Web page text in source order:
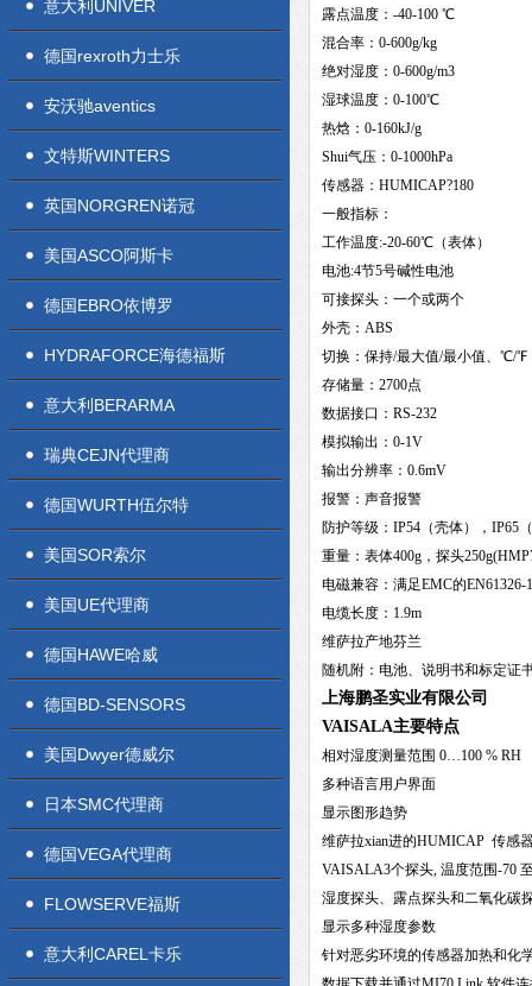
意大利UNIVER
德国rexroth力士乐
安沃驰aventics
文特斯WINTERS
英国NORGREN诺冠
美国ASCO阿斯卡
德国EBRO依博罗
HYDRAFORCE海德福斯
意大利BERARMA
瑞典CEJN代理商
德国WURTH伍尔特
美国SOR索尔
美国UE代理商
德国HAWE哈威
德国BD-SENSORS
美国Dwyer德威尔
日本SMC代理商
德国VEGA代理商
FLOWSERVE福斯
意大利CAREL卡乐
露点温度：-40-100 ℃
混合率：0-600g/kg
绝对湿度：0-600g/m3
湿球温度：0-100℃
热焓：0-160kJ/g
Shui气压：0-1000hPa
传感器：HUMICAP?180
一般指标：
工作温度:-20-60℃（表体）
电池:4节5号碱性电池
可接探头：一个或两个
外壳：ABS
切换：保持/最大值/最小值、℃/℉
存储量：2700点
数据接口：RS-232
模拟输出：0-1V
输出分辨率：0.6mV
报警：声音报警
防护等级：IP54（壳体），IP65
重量：表体400g，探头
电磁兼容：满足EMC的EN61326-
电缆长度：1.9m
维萨拉产地芬兰
随机附：电池、说明书和标定证
上海鹏圣实业有限公司
VAISALA主要特点
相对湿度测量范围 0…100 % RH
多种语言用户界面
显示图形趋势
维萨拉xian进的HUMICAP 传感
VAISALA3个探头, 温度范围-70
湿度探头、露点探头和二氧化碳
显示多种湿度参数
针对恶劣环境的传感器加热和化